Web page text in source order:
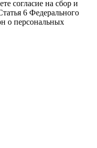
согласие на сбор и
6 Федерального
о персональных